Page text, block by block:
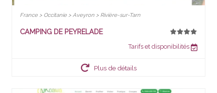
France > Occitanie > Aveyron > Rivière-sur-Tarn
CAMPING DE PEYRELADE
Tarifs et disponibilités
Plus de détails